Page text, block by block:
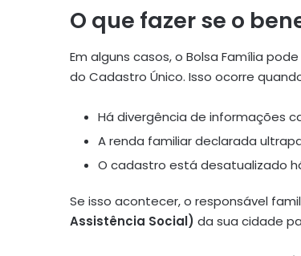
O que fazer se o
Em alguns casos, o Bolsa Família
do Cadastro Único. Isso ocorre
Há divergência de informações
A renda familiar declarada
O cadastro está desatualizado
Se isso acontecer, o responsável
Assistência Social) da sua cidade